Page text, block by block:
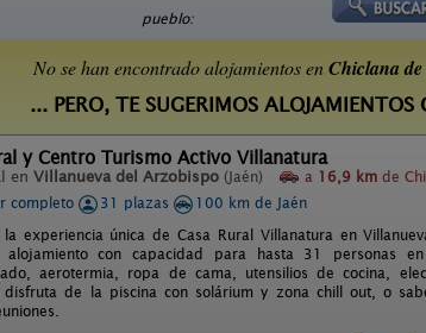
pueblo:
No se han encontrado alojamientos enChiclana
... PERO, TE SUGERIMOS ALOJAMIENTOS
y Centro Turismo Activo Villanatura
en Villanueva del Arzobispo (Jaén) a 16,9 km de
completo
31 plazas
100 km de Jaén
la experiencia única de Casa Rural Villanatura en
alojamiento con capacidad para hasta 31 personas
aerotermia, ropa de cama, utensilios de cocina,
disfruta de la piscina con solárium y zona chill out, o